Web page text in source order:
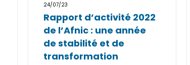
24/07/23
Rapport d’activité 2022
de l’Afnic : une année
de stabilité et de
transformation